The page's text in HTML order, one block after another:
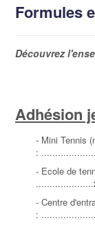
Formules
Découvrez
Adhésion
- Mini Tennis
:
- Ecole de
.....................
- Centre
: